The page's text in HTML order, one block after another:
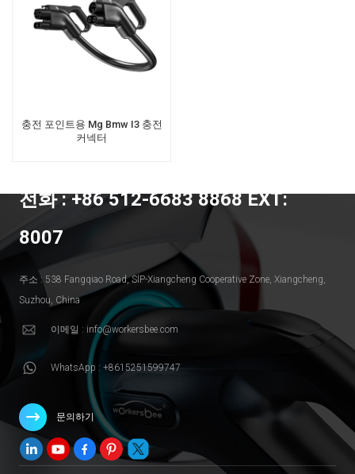
충전 포인트용 Mg Bmw I3 충전
커넥터
전화 : +86 512-6683 8868 EXT:
8007
주소 : 538 Fangqiao Road, SlP-Xiangcheng Cooperative Zone, Xiangcheng,
Suzhou, China
이메일 : info@workersbee.com
WhatsApp : +8615251599747
문의하기